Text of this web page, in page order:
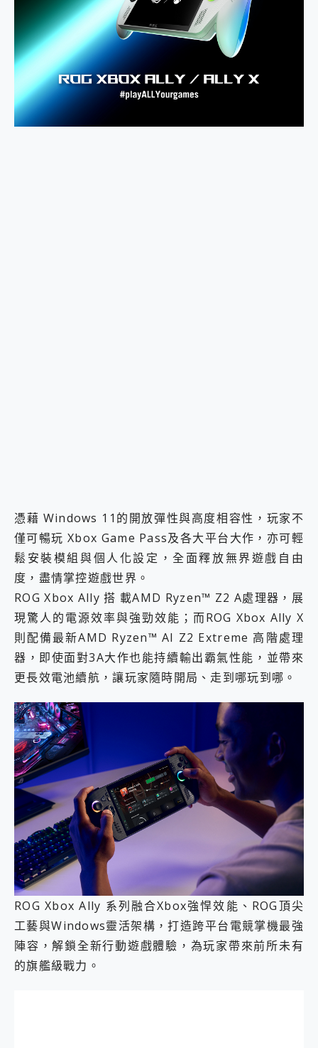
磁碟系統大風吹 有了 磁碟管理程式 EaseUS Partition Master 就是這麼簡單
Xiaomi 14 Ultra 開箱 評測~ 有深度的 Leica 影像旗艦手機! 加碼小旗艦 Xiaomi 14 開箱 評測
人像旗艦 vivo V30 系列 開箱 評測! 首搭蔡司光學鏡頭、攝影棚級柔光環、拍攝功能最好玩的美拍神機 vivo V30 Pro
多個願望一次滿足 超強散熱 微星 MSI Claw A1M-026TW 電競掌機 開箱 評測
憑藉 Windows 11的開放彈性與高度相容性，玩家不
僅可暢玩 Xbox Game Pass及各大平台大作，亦可輕
鬆安裝模組與個人化設定，全面釋放無界遊戲自由
度，盡情掌控遊戲世界。
ROG Xbox Ally 搭 載AMD Ryzen™ Z2 A處理器，展
現驚人的電源效率與強勁效能；而ROG Xbox Ally X
則配備最新AMD Ryzen™ AI Z2 Extreme 高階處理
器，即使面對3A大作也能持續輸出霸氣性能，並帶來
更長效電池續航，讓玩家隨時開局、走到哪玩到哪。
ROG Xbox Ally 系列融合Xbox強悍效能、ROG頂尖
工藝與Windows靈活架構，打造跨平台電競掌機最強
陣容，解鎖全新行動遊戲體驗，為玩家帶來前所未有
的旗艦級戰力。